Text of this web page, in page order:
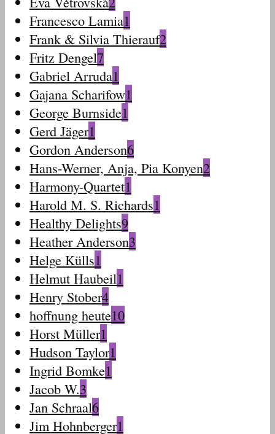
Francesco Lamia1
Frank & Silvia Thierauf2
Fritz Dengel7
Gabriel Arruda1
Gajana Scharifow1
George Burnside1
Gerd Jäger1
Gordon Anderson6
Hans-Werner, Anja, Pia Konyen2
Harmony-Quartet1
Harold M. S. Richards1
Healthy Delights9
Heather Anderson3
Helge Külls1
Helmut Haubeil1
Henry Stober4
hoffnung heute10
Horst Müller1
Hudson Taylor1
Ingrid Bomke1
Jacob W.3
Jan Schraal6
Jim Hohnberger1